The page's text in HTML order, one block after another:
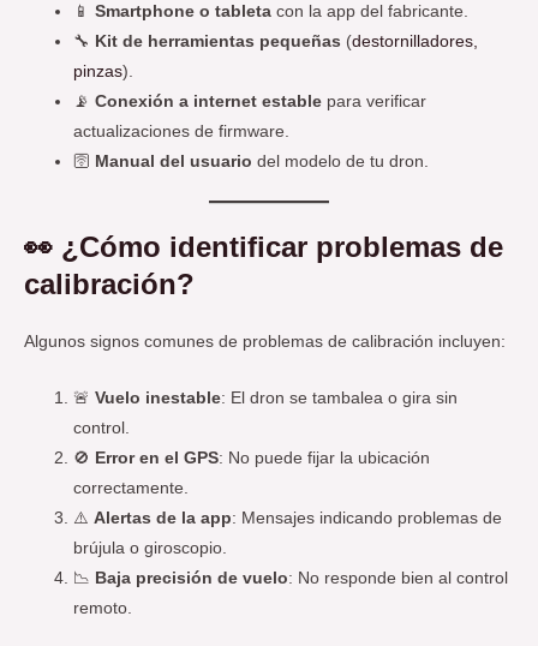
📱Smartphone o tableta con la app del fabricante.
🔧 Kit de herramientas pequeñas (destornilladores,
pinzas).
📡Conexión a internet estable para verificar
actualizaciones de firmware.
🛜 Manual del usuario del modelo de tu dron.
👀 ¿Cómo identificar problemas de
calibración?
Algunos signos comunes de problemas de calibración incluyen:
🚨Vuelo inestable: El dron se tambalea o gira sin
control.
🚫 Error en el GPS: No puede fijar la ubicación
correctamente.
⚠️Alertas de la app: Mensajes indicando problemas de
brújula o giroscopio.
📉 Baja precisión de vuelo: No responde bien al control
remoto.